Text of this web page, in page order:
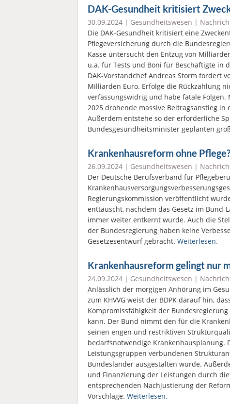
DAK-Gesundheit kritisiert
30.09.2024 | Gesundheitswesen |
Die DAK-Gesundheit kritisiert eine
Pflegeversicherung durch die
Kasse untersucht den Entzug von
u.a. für Tests und Boni für Beschäftigte in
DAK-Vorstandchef Andreas Storm fordert
Milliarden Euro. Erfolge die Rückzahlung
verfassungswidrig und habe fatale
2025 drohende massive Beitragsanstieg
Außerdem entstehe so der erforderliche
Bundesgesundheitsminister geplanten
Krankenhausreform ohne
26.09.2024 | Gesundheitswesen |
Der Deutsche Berufsverband für
Regierungskommission veröffentlicht
enttäuscht, nachdem das Gesetz im
immer weiter entkernt wurde. Auch die
der Bundesregierung haben keine
Gesetzesentwurf gebracht. Weiterlesen.
Krankenhausreform gelingt nur
24.09.2024 | Gesundheitswesen |
Anlässlich der morgigen Anhörung im
zum KHVVG weist der BDPK darauf hin,
Kompromissfähigkeit der
kann. Der Bund nimmt den für die
seinen engen und restriktiven
bedarfsnotwendige Krankenhausplanung.
Leistungsgruppen verbundenen
Bundesländer ausgestalten würde.
und Finanzierung der Leistungen durch
entsprechenden Nachjustierung der
Vorschläge. Weiterlesen.